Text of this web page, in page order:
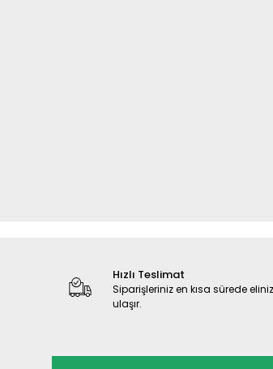
Hızlı Teslimat
Siparişleriniz en kısa sürede
ulaşır.